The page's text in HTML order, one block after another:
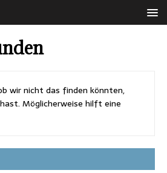
wir nicht das finden könnten,
Möglicherweise hilft eine